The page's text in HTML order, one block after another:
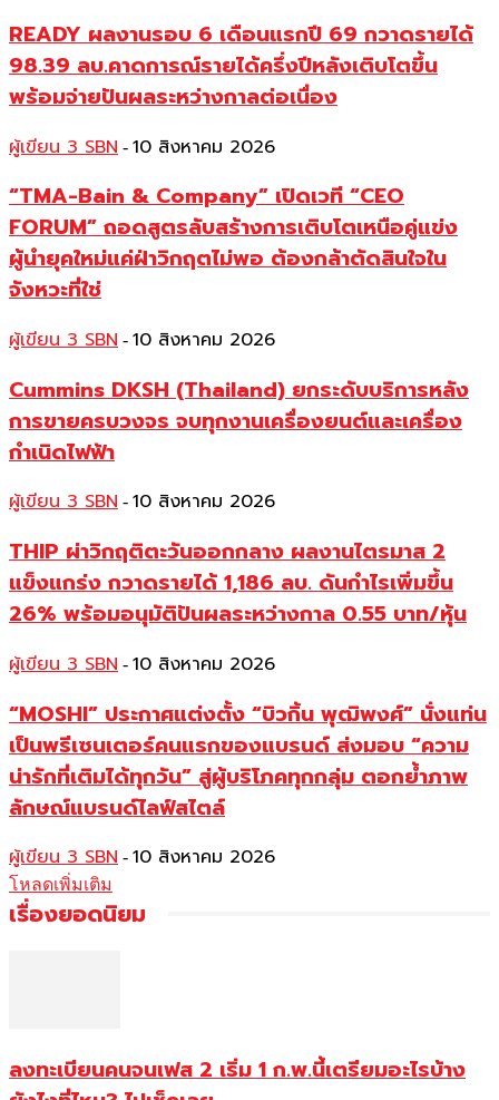
READY ผลงานรอบ 6 เดือนแรกปี 69 กวาดรายได้
98.39 ลบ.คาดการณ์รายได้ครึ่งปีหลังเติบโตขึ้น
พร้อมจ่ายปันผลระหว่างกาลต่อเนื่อง
ผู้เขียน 3 SBN - 10 สิงหาคม 2026
“TMA-Bain & Company” เปิดเวที “CEO
FORUM” ถอดสูตรลับสร้างการเติบโตเหนือคู่แข่ง
ผู้นำยุคใหม่แค่ฝ่าวิกฤตไม่พอ ต้องกล้าตัดสินใจใน
จังหวะที่ใช่
ผู้เขียน 3 SBN - 10 สิงหาคม 2026
Cummins DKSH (Thailand) ยกระดับบริการหลัง
การขายครบวงจร จบทุกงานเครื่องยนต์และเครื่อง
กำเนิดไฟฟ้า
ผู้เขียน 3 SBN - 10 สิงหาคม 2026
THIP ผ่าวิกฤติตะวันออกกลาง ผลงานไตรมาส 2
แข็งแกร่ง กวาดรายได้ 1,186 ลบ. ดันกำไรเพิ่มขึ้น
26% พร้อมอนุมัติปันผลระหว่างกาล 0.55 บาท/หุ้น
ผู้เขียน 3 SBN - 10 สิงหาคม 2026
“MOSHI” ประกาศแต่งตั้ง “บิวกิ้น พุฒิพงศ์” นั่งแท่น
เป็นพรีเซนเตอร์คนแรกของแบรนด์ ส่งมอบ “ความ
น่ารักที่เติมได้ทุกวัน” สู่ผู้บริโภคทุกกลุ่ม ตอกย้ำภาพ
ลักษณ์แบรนด์ไลฟ์สไตล์
ผู้เขียน 3 SBN - 10 สิงหาคม 2026
โหลดเพิ่มเติม
เรื่องยอดนิยม
ลงทะเบียนคนจนเฟส 2 เริ่ม 1 ก.พ.นี้เตรียมอะไรบ้าง